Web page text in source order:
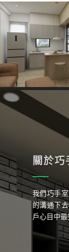
關於巧
我們巧手
的溝通下
戶心目中